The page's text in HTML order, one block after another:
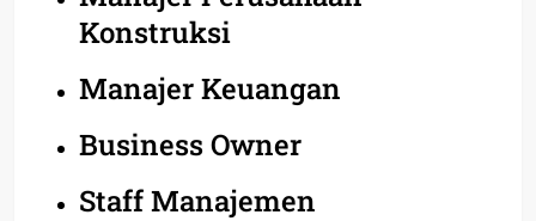
Konstruksi
Manajer Keuangan
Business Owner
Staff Manajemen